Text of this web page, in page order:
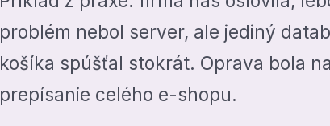
problém nebol server, ale jediný
košíka spúšťal stokrát. Oprava bola
prepísanie celého e-shopu.